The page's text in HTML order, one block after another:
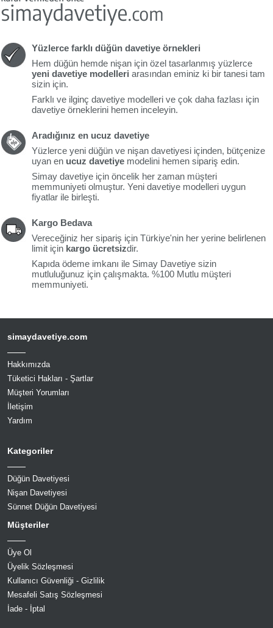
Yüzlerce farklı düğün davetiye örnekleri
Hem düğün hemde nişan için özel tasarlanmış yüzlerce
yeni davetiye modelleri arasından eminiz ki bir tanesi tam
sizin için.
Farklı ve ilginç davetiye modelleri ve çok daha fazlası için
davetiye örneklerini hemen inceleyin.
Aradığınız en ucuz davetiye
Yüzlerce yeni düğün ve nişan davetiyesi içinden, bütçenize
uyan en ucuz davetiye modelini hemen sipariş edin.
Simay davetiye için öncelik her zaman müşteri
memmuniyeti olmuştur. Yeni davetiye modelleri uygun
fiyatlar ile birleşti.
Kargo Bedava
Vereceğiniz her sipariş için Türkiye'nin her yerine belirlenen
limit için kargo ücretsizdir.
Kapıda ödeme imkanı ile Simay Davetiye sizin
mutluluğunuz için çalışmakta. %100 Mutlu müşteri
memmuniyeti.
simaydavetiye.com
Hakkımızda
Tüketici Hakları - Şartlar
Müşteri Yorumları
İletişim
Yardım
Kategoriler
Düğün Davetiyesi
Nişan Davetiyesi
Sünnet Düğün Davetiyesi
Müşteriler
Üye Ol
Üyelik Sözleşmesi
Kullanıcı Güvenliği - Gizlilik
Mesafeli Satış Sözleşmesi
İade - İptal